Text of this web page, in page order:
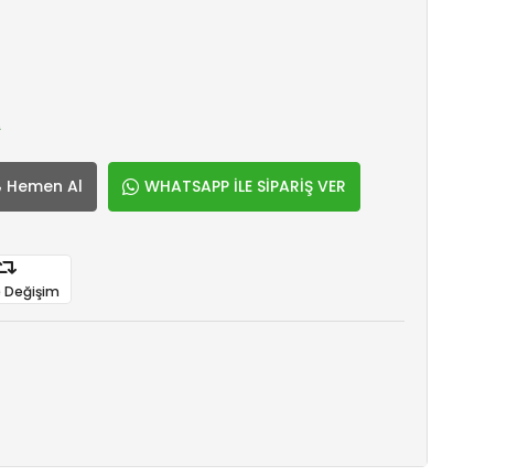
Hemen Al WHATSAPP İLE SİPARİŞ VER
Değişim